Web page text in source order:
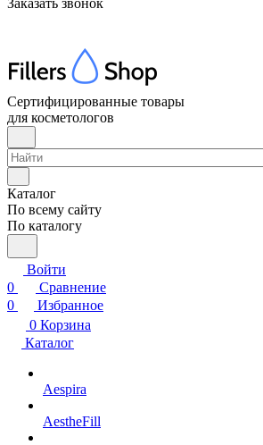
Заказать звонок
Сертифицированные товары
для косметологов
Каталог
По всему сайту
По каталогу
Войти
0
Сравнение
0
Избранное
0 Корзина
Каталог
Aespira
AestheFill